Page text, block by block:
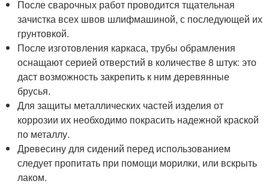
После сварочных работ проводится тщательная
зачистка всех швов шлифмашиной, с последующей их
грунтовкой.
После изготовления каркаса, трубы обрамления
оснащают серией отверстий в количестве 8 штук: это
даст возможность закрепить к ним деревянные
брусья.
Для защиты металлических частей изделия от
коррозии их необходимо покрасить надежной краской
по металлу.
Древесину для сидений перед использованием
следует пропитать при помощи морилки, или вскрыть
лаком.